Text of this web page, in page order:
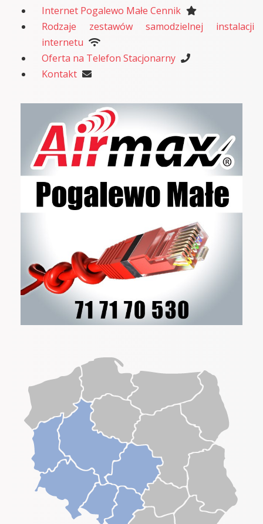
Internet Pogalewo Małe Cennik
Rodzaje zestawów samodzielnej instalacji
internetu
Oferta na Telefon Stacjonarny
Kontakt